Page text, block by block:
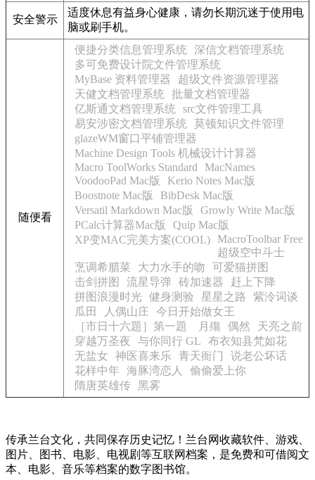
安全警示
适度休息有益身心健康，请勿长期沉迷于使用电
脑或刷手机。
随便看
便捷分类信息管理系统
深信文档管理系统
多可免费设计院文件管理系统
MyBase 资料管理器
超级文件资源管理器
天健文档管理系统
批量文档管理器
亿斯通文档管理系统
src文件管理工具
易安涉密文档管理系统
莫顿知识文件管理
glazeWM窗口平铺管理器
Machine Design Tools 机械设计计算器
Macro ToolWorks Standard
MacNames
VoodooPad Mac版
Kerio Notes Mac版
Boostnote Mac版
BibDesk Mac版
Versatil Markdown Mac版
Growly Write Mac版
PCalc计算器Mac版
Quip Mac版
XP变MAC完美方案(COOL)
MacroToolbar Free
超级空中斗士
烹调希腊菜
大力水手的吻
可爱猫拼图
击剑拼图
流星导弹 砖加速器
赶上下降
拼图浪漫时光
健身测验 星星之路
紫泠词谈
瓜田
人偶山庄
今日开始做女王
［市日十六題］第一題 月殤
偶然
天亮之前
穿越万圣夜
与你同行 GL
布衣知县梵如花
无盐女 神医喜来乐 青天衙门
说老公坏话
花样中年
海豚湾恋人
偷偷爱上你
隋唐英雄传 黑雾
传承兰台文化，共同保存历史记忆！兰台网收藏软件、游戏、
图片、图书、电影、电视剧等互联网档案，是免费和可借阅文
本、电影、音乐等档案的数字图书馆。